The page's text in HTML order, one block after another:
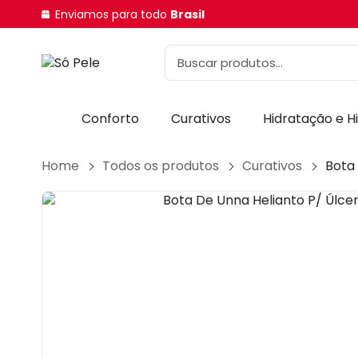
Enviamos para todo Brasil
Conforto Curativos Hidratação e
Home Todos os produtos Curativos Bota